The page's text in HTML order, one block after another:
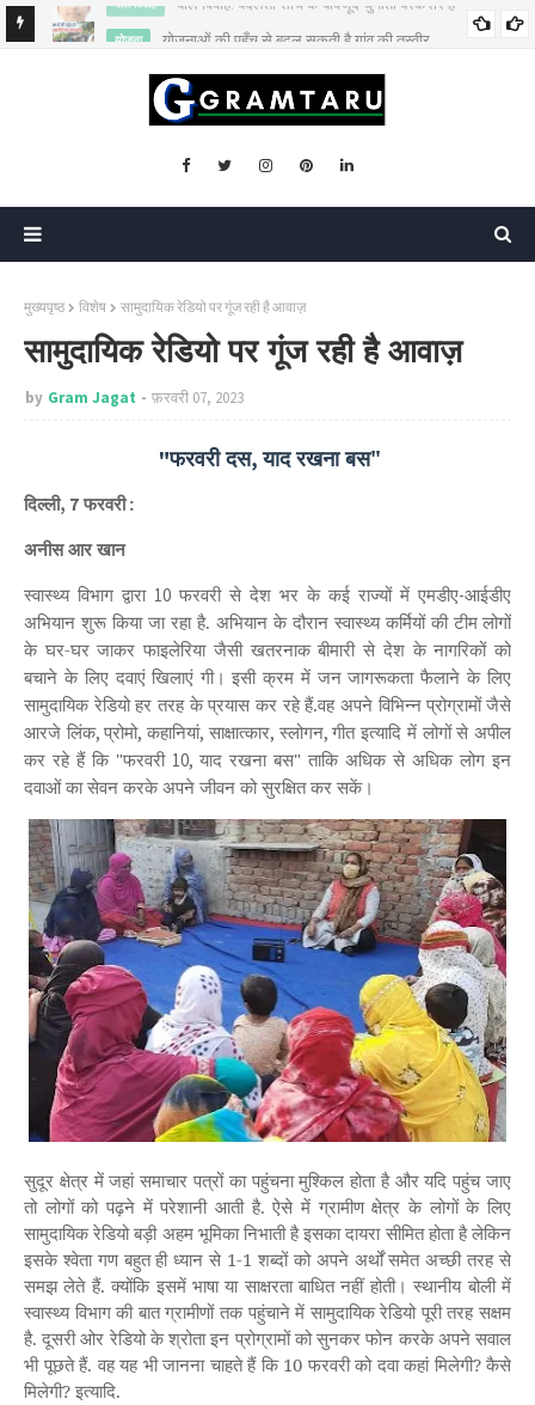
योजना
मुख्यपृष्ठ विशेष सामुदायिक रेडियो पर गूंज रही है आवाज़
सामुदायिक रेडियो पर गूंज रही है आवाज़
by Gram Jagat फ़रवरी 07, 2023
"फरवरी दस,याद रखना बस"
दिल्ली, 7 फरवरी :
अनीस आर खान
स्वास्थ्य विभाग द्वारा 10 फरवरी से देश भर के कई राज्यों में एमडीए-आईडीए
अभियान शुरू किया जा रहा है. अभियान के दौरान स्वास्थ्य कर्मियों की टीम लोगों
के घर-घर जाकर फाइलेरिया जैसी खतरनाक बीमारी से देश के नागरिकों को
बचाने के लिए दवाएं खिलाएं गी। इसी क्रम में जन जागरूकता फैलाने के लिए
सामुदायिक रेडियो हर तरह के प्रयास कर रहे हैं.वह अपने विभिन्न प्रोग्रामोंजैसे
आरजे लिंक,प्रोमो,कहानियां, साक्षात्कार, स्लोगन,गीत इत्यादि में लोगों से अपील
कर रहे हैं कि "फरवरी 10, याद रखना बस" ताकि अधिक से अधिक लोग इन
दवाओं का सेवन करके अपने जीवन को सुरक्षित कर सकें।
सुदूर क्षेत्र में जहां समाचार पत्रों का पहुंचना मुश्किल होता है और यदि पहुंच जाए
तो लोगों को पढ़ने में परेशानी आती है. ऐसे में ग्रामीण क्षेत्र के लोगों के लिए
सामुदायिक रेडियो बड़ी अहम भूमिका निभाती है इसका दायरा सीमित होता है लेकिन
इसके श्वेता गण बहुत ही ध्यान से 1-1 शब्दों को अपने अर्थों समेत अच्छी तरह से
समझ लेते हैं. क्योंकि इसमें भाषा या साक्षरता बाधित नहीं होती। स्थानीय बोली में
स्वास्थ्य विभाग की बात ग्रामीणों तक पहुंचाने में सामुदायिक रेडियो पूरी तरह सक्षम
है. दूसरी ओर रेडियो के श्रोता इन प्रोग्रामों को सुनकर फोन करके अपने सवाल
भी पूछते हैं. वह यह भी जानना चाहते हैं कि 10 फरवरी को दवा कहां मिलेगी? कैसे
मिलेगी? इत्यादि.